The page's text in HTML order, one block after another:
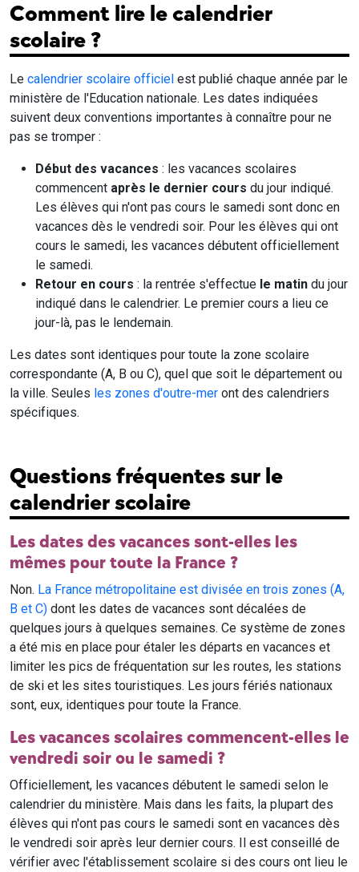
Comment lire le calendrier
scolaire ?
Le calendrier scolaire officiel est publié chaque année par le
ministère de l'Education nationale. Les dates indiquées
suivent deux conventions importantes à connaître pour ne
pas se tromper :
Début des vacances : les vacances scolaires
commencent après le dernier cours du jour indiqué.
Les élèves qui n'ont pas cours le samedi sont donc en
vacances dès le vendredi soir. Pour les élèves qui ont
cours le samedi, les vacances débutent officiellement
le samedi.
Retour en cours : la rentrée s'effectue le matin du jour
indiqué dans le calendrier. Le premier cours a lieu ce
jour-là, pas le lendemain.
Les dates sont identiques pour toute la zone scolaire
correspondante (A, B ou C), quel que soit le département ou
la ville. Seules les zones d'outre-mer ont des calendriers
spécifiques.
Questions fréquentes sur le
calendrier scolaire
Les dates des vacances sont-elles les
mêmes pour toute la France ?
Non. La France métropolitaine est divisée en trois zones (A,
B et C) dont les dates de vacances sont décalées de
quelques jours à quelques semaines. Ce système de zones
a été mis en place pour étaler les départs en vacances et
limiter les pics de fréquentation sur les routes, les stations
de ski et les sites touristiques. Les jours fériés nationaux
sont, eux, identiques pour toute la France.
Les vacances scolaires commencent-elles le
vendredi soir ou le samedi ?
Officiellement, les vacances débutent le samedi selon le
calendrier du ministère. Mais dans les faits, la plupart des
élèves qui n'ont pas cours le samedi sont en vacances dès
le vendredi soir après leur dernier cours. Il est conseillé de
vérifier avec l'établissement scolaire si des cours ont lieu le